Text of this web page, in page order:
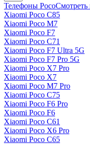
Телефоны PocoСмотреть
Xiaomi Poco C85
Xiaomi Poco M7
Xiaomi Poco F7
Xiaomi Poco C71
Xiaomi Poco F7 Ultra 5G
Xiaomi Poco F7 Pro 5G
Xiaomi Poco X7 Pro
Xiaomi Poco X7
Xiaomi Poco M7 Pro
Xiaomi Poco C75
Xiaomi Poco F6 Pro
Xiaomi Poco F6
Xiaomi Poco C61
Xiaomi Poco X6 Pro
Xiaomi Poco C65